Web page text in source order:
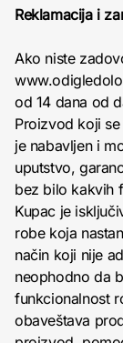
Reklamacija i
Ako niste
od 14 dana od
Proizvod koji
je nabavljen i
uputstvo,
bez bilo kakvih
Kupac je
robe koja
način koji nije
neophodno da
funkcionalnost
obaveštava